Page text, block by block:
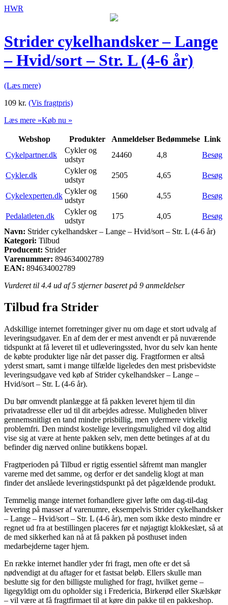
HWR
Strider cykelhandsker – Lange
– Hvid/sort – Str. L (4-6 år)
(Læs mere)
109 kr. (Vis fragtpris)
Læs mere »Køb nu »
Webshop Produkter Anmeldelser Bedømmelse Link
Cykelpartner.dk
Cykler og
udstyr
24460 4,8 Besøg
Cykler.dk
Cykler og
udstyr
2505 4,65 Besøg
Cykelexperten.dk
Cykler og
udstyr
1560 4,55 Besøg
Pedalatleten.dk
Cykler og
udstyr
175 4,05
Besøg
Navn: Strider cykelhandsker – Lange – Hvid/sort – Str. L (4-6 år)
Kategori: Tilbud
Producent: Strider
Varenummer: 894634002789
EAN: 894634002789
Vurderet til 4.4 ud af 5 stjerner baseret på 9 anmeldelser
Tilbud fra Strider
Adskillige internet forretninger giver nu om dage et stort udvalg af
leveringsudgaver. En af dem der er mest anvendt er på nuværende
tidspunkt at få leveret til et udleveringssted, hvor du selv kan hente
de købte produkter lige når det passer dig. Fragtformen er altså
yderst smart, samt i mange tilfælde ligeledes den mest prisbevidste
leveringsudgave ved køb af Strider cykelhandsker – Lange –
Hvid/sort – Str. L (4-6 år).
Du bør omvendt planlægge at få pakken leveret hjem til din
privatadresse eller ud til dit arbejdes adresse. Muligheden bliver
gennemsnitligt en tand mindre prisbillig, men ydermere virkelig
problemfri. Den mindst kostelige leveringsmulighed vil dog altid
vise sig at være at hente pakken selv, men dette betinges af at du
befinder dig nærved online butikkens bopæl.
Fragtperioden på Tilbud er rigtig essentiel såfremt man mangler
varerne med det samme, og derfor er det sandelig klogt at man
finder det anslåede leveringstidspunkt på det pågældende produkt.
Temmelig mange internet forhandlere giver løfte om dag-til-dag
levering på masser af varenumre, eksempelvis Strider cykelhandsker
– Lange – Hvid/sort – Str. L (4-6 år), men som ikke desto mindre er
regnet ud fra at bestillingen placeres før et nøjagtigt klokkeslæt, så at
de med sikkerhed kan nå at få pakken på posthuset inden
medarbejderne tager hjem.
En række internet handler yder fri fragt, men ofte er det så
nødvendigt at du aftager for et fastsat beløb. Ellers skulle man
beslutte sig for den billigste mulighed for fragt, hvilket gerne –
ligegyldigt om du opholder sig i Fredericia, Birkerød eller Skælskør
– vil være at få fragtfirmaet til at køre din pakke til en pakkeshop.